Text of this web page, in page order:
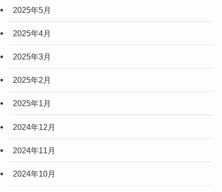
2025年5月
2025年4月
2025年3月
2025年2月
2025年1月
2024年12月
2024年11月
2024年10月